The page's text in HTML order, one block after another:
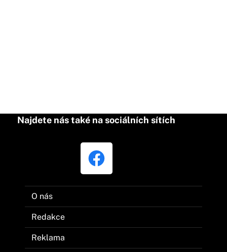
Najdete nás také na sociálních sítích
O nás
Redakce
Reklama